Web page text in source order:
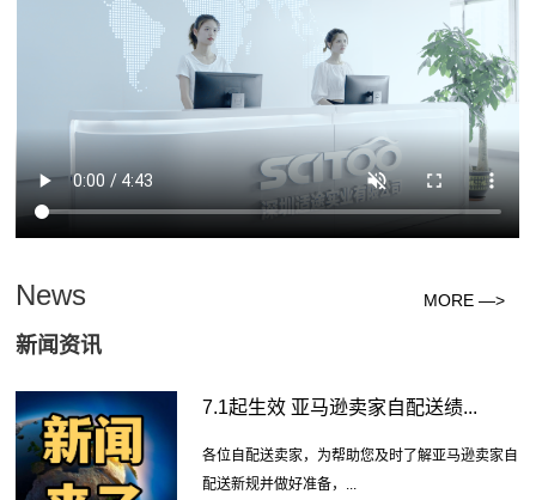
News
新闻资讯
MORE —>
7.1起生效 亚马逊卖家自配送绩...
各位自配送卖家，为帮助您及时了解亚马逊卖家自
配送新规并做好准备，...